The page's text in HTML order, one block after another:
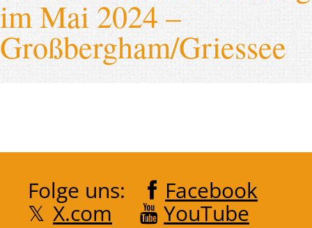
im Mai 2024 –
Großbergham/Griessee
Folge uns:
Facebook
X.com
YouTube